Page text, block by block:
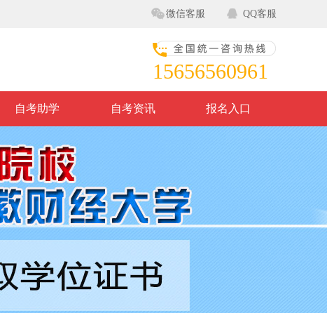
微信客服 QQ客服
15656560961
自考助学 自考资讯 报名入口